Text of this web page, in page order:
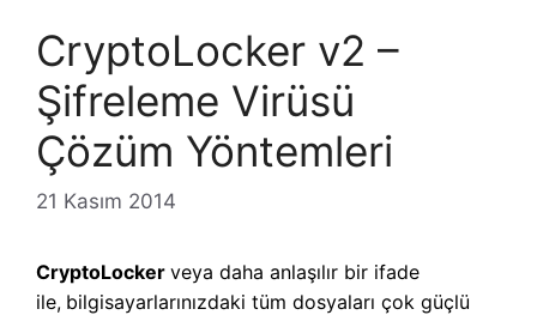
CryptoLocker v2 –
Şifreleme Virüsü
Çözüm Yöntemleri
21 Kasım 2014
CryptoLocker veya daha anlaşılır bir ifade
ile, bilgisayarlarınızdaki tüm dosyaları çok güçlü